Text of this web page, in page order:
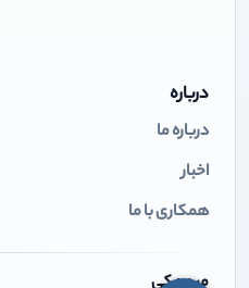
درباره
درباره ما
اخبار
همکاری با ما